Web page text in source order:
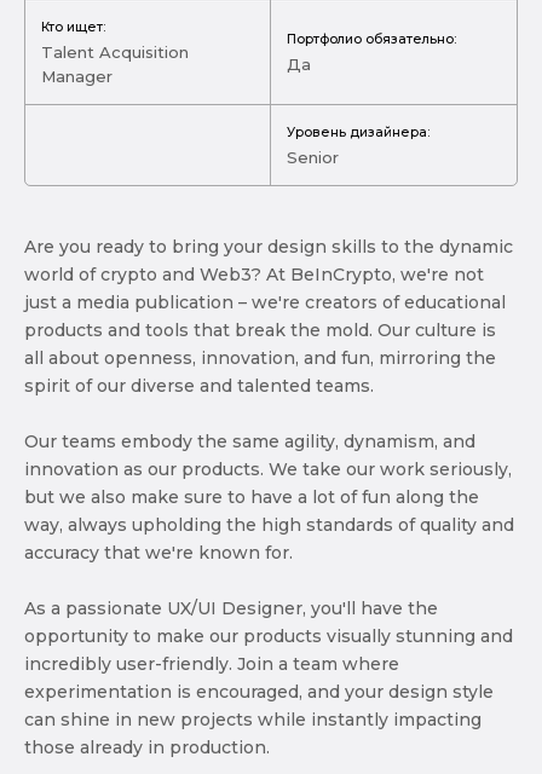
Кто ищет:
Talent Acquisition
Manager
Портфолио обязательно:
Да
Уровень дизайнера:
Senior
Are you ready to bring your design skills to the dynamic
world of crypto and Web3? At BeInCrypto, we're not
just a media publication – we're creators of educational
products and tools that break the mold. Our culture is
all about openness, innovation, and fun, mirroring the
spirit of our diverse and talented teams.
Our teams embody the same agility, dynamism, and
innovation as our products. We take our work seriously,
but we also make sure to have a lot of fun along the
way, always upholding the high standards of quality and
accuracy that we're known for.
As a passionate UX/UI Designer, you'll have the
opportunity to make our products visually stunning and
incredibly user-friendly. Join a team where
experimentation is encouraged, and your design style
can shine in new projects while instantly impacting
those already in production.